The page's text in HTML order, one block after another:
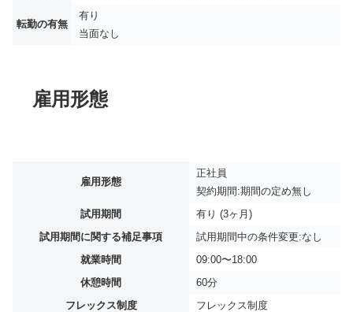
転勤の有無
有り
当面なし
雇用形態
雇用形態
正社員
契約期間:期間の定め無し
試用期間
有り (3ヶ月)
試用期間に関する補足事項
試用期間中の条件変更:なし
就業時間
09:00〜18:00
休憩時間
60分
フレックス制度
フレックス制度